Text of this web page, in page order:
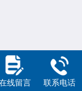
线留言 联系电话